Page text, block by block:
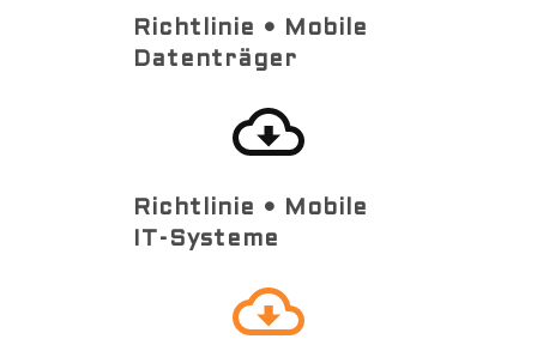
Richtlinie • Mobile
Datenträger
Richtlinie • Mobile
IT-Systeme